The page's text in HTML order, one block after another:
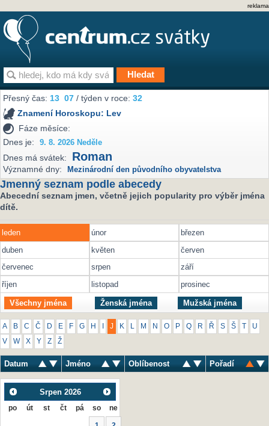
reklama
Přesný čas:13 07 / týden v roce:32
Znamení Horoskopu: Lev
Fáze měsíce:
Dnes je:
9. 8. 2026 Neděle
Dnes má svátek: Roman
Významné dny: Mezinárodní den původního obyvatelstva
Jmenný seznam podle abecedy
Abecední seznam jmen, včetně jejich popularity pro výběr jména
dítě.
leden únor
březen
duben
květen
červen
červenec
srpen
září
říjen
listopad prosinec
Všechny jména Ženská jména Mužská jména
A B C Č D E F G H J K M N O P Q R Ř S Š U
V W X Y Z Ž
Datum Jméno Oblíbenost Pořadí
Srpen 2026
po út st čt pá so ne